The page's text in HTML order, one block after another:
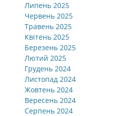
Липень 2025
Червень 2025
Травень 2025
Квітень 2025
Березень 2025
Лютий 2025
Грудень 2024
Листопад 2024
Жовтень 2024
Вересень 2024
Серпень 2024